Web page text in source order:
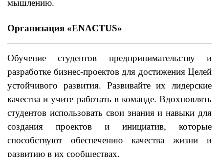
мышлению.
Организация «ENACTUS»
Обучение студентов предпринимательству и
разработке бизнес-проектов для достижения Целей
устойчивого развития. Развивайте их лидерские
качества и учите работать в команде. Вдохновлять
студентов использовать свои знания и навыки для
создания проектов и инициатив, которые
способствуют обеспечению качества жизни и
развитию в их сообществах.